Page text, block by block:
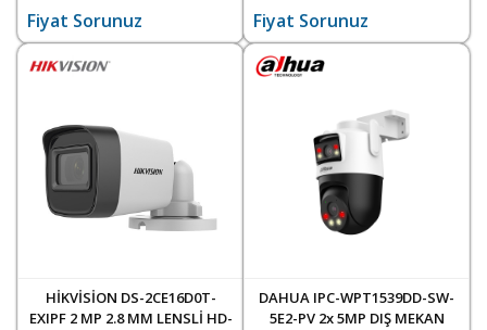
GÖRÜŞ 2.8 MM LENS
Fiyat Sorunuz Fiyat Sorunuz
HİKVİSİON DS-2CE16D0T-
EXIPF 2 MP 2.8 MM LENSLİ HD-
DAHUA IPC-WPT1539DD-SW-
5E2-PV 2x 5MP DIŞ MEKAN